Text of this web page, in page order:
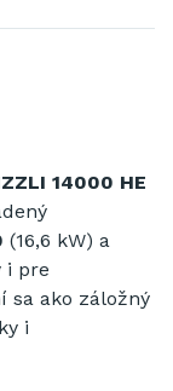
14000 HE
(16,6 kW) a
i pre
sa ako záložný
i